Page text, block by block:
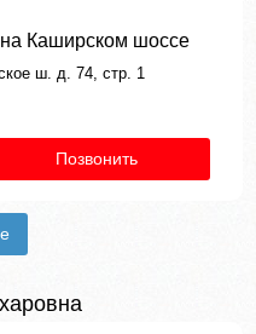
Каширском шоссе
ш. д. 74, стр. 1
Позвонить